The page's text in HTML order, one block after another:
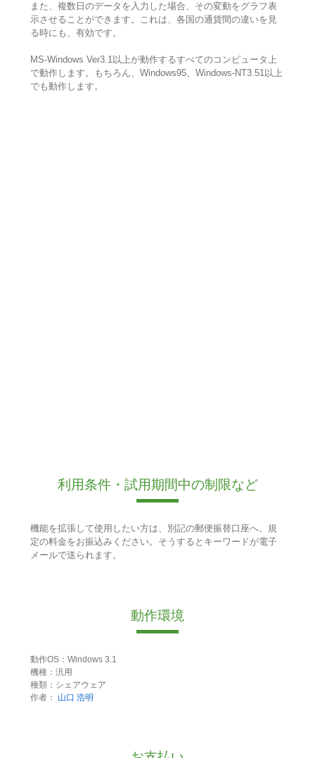
また、複数日のデータを入力した場合、その変動をグラフ表
示させることができます。これは、各国の通貨間の違いを見
る時にも、有効です。
MS-Windows Ver3.1以上が動作するすべてのコンピュータ上
で動作します。もちろん、Windows95、Windows-NT3.51以上
でも動作します。
利用条件・試用期間中の制限など
機能を拡張して使用したい方は、別記の郵便振替口座へ、規
定の料金をお振込みください。そうするとキーワードが電子
メールで送られます。
動作環境
動作OS：Windows 3.1
機種：汎用
種類：シェアウェア
作者：
山口 浩明